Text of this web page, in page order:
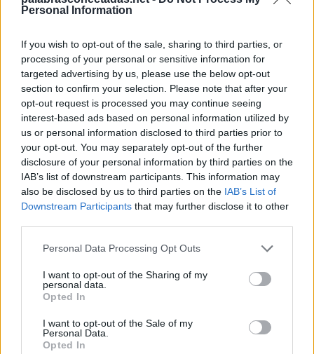
Personal Information
If you wish to opt-out of the sale, sharing to third parties, or
processing of your personal or sensitive information for
targeted advertising by us, please use the below opt-out
section to confirm your selection. Please note that after your
opt-out request is processed you may continue seeing
interest-based ads based on personal information utilized by
us or personal information disclosed to third parties prior to
your opt-out. You may separately opt-out of the further
disclosure of your personal information by third parties on the
IAB’s list of downstream participants. This information may
also be disclosed by us to third parties on the IAB’s List of
Downstream Participants that may further disclose it to other
Personal Data Processing Opt Outs
I want to opt-out of the Sharing of my
personal data.
Opted In
I want to opt-out of the Sale of my
Personal Data.
Opted In
P
I R A T
A
I
R
A
I
D
A
T
I R
A
R
A T
A
D
A T
A
T
A P
A
R
A D
A
R
A P
A
I A
R
A
R P
R D